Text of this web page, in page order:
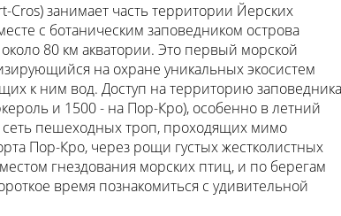
занимает часть территории Йерских
с ботаническим заповедником острова
80 км акватории. Это первый морской
на охране уникальных экосистем
к ним вод. Доступ на территорию заповедника
и 1500 - на Пор-Кро), особенно в летний
сеть пешеходных троп, проходящих мимо
Пор-Кро, через рощи густых жестколистных
гнездования морских птиц, и по берегам
время познакомиться с удивительной